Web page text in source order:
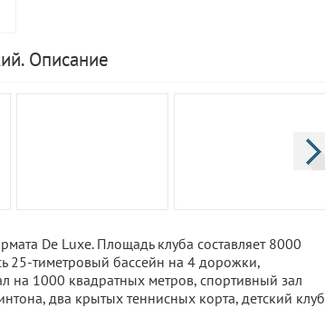
Описание
De Luxe. Площадь клуба составляет 8000
25-тиметровый бассейн на 4 дорожки,
на 1000 квадратных метров, спортивный зал
два крытых теннисных корта, детский клуб